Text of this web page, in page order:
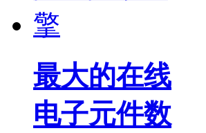
最大的在线
电子元件数